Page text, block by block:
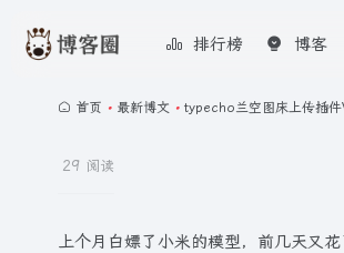
排行榜 博客
首页 • 最新博文 • typecho兰空图床上传插件
29 阅读
上个月白嫖了小米的模型，前几天又